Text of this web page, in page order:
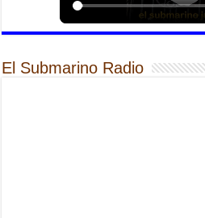
El Submarino Radio